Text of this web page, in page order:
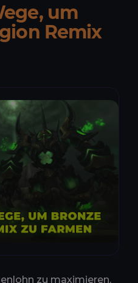
um
Remix
zu maximieren,